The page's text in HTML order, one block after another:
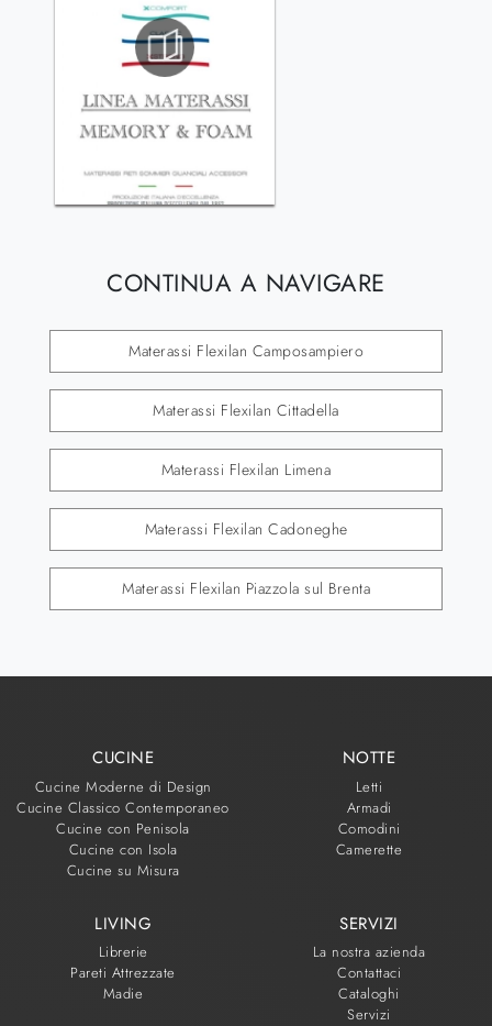
CONTINUA A NAVIGARE
Materassi Flexilan Camposampiero
Materassi Flexilan Cittadella
Materassi Flexilan Limena
Materassi Flexilan Cadoneghe
Materassi Flexilan Piazzola sul Brenta
CUCINE
Cucine Moderne di Design
Cucine Classico Contemporaneo
Cucine con Penisola
Cucine con Isola
Cucine su Misura
NOTTE
Letti
Armadi
Comodini
Camerette
LIVING
Librerie
Pareti Attrezzate
Madie
SERVIZI
La nostra azienda
Contattaci
Cataloghi
Servizi